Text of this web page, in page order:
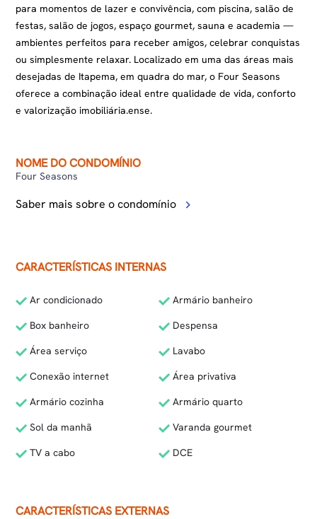
para momentos de lazer e convivência, com piscina, salão de
festas, salão de jogos, espaço gourmet, sauna e academia —
ambientes perfeitos para receber amigos, celebrar conquistas
ou simplesmente relaxar. Localizado em uma das áreas mais
desejadas de Itapema, em quadra do mar, o Four Seasons
oferece a combinação ideal entre qualidade de vida, conforto
e valorização imobiliária.ense.
NOME DO CONDOMÍNIO
Four Seasons
Saber mais sobre o condomínio
CARACTERÍSTICAS INTERNAS
Ar condicionado
Armário banheiro
Box banheiro
Despensa
Área serviço
Lavabo
Conexão internet
Área privativa
Armário cozinha
Armário quarto
Sol da manhã
Varanda gourmet
TV a cabo
DCE
CARACTERÍSTICAS EXTERNAS